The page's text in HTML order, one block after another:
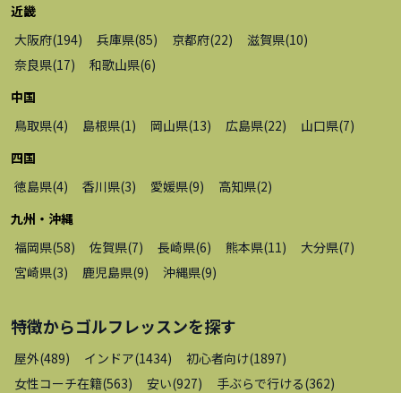
近畿
大阪府(194) 兵庫県(85) 京都府(22) 滋賀県(10)
奈良県(17) 和歌山県(6)
中国
鳥取県(4) 島根県(1 ) 岡山県(13) 広島県(22) 山口県(7)
四国
徳島県(4) 香川県(3) 愛媛県(9) 高知県(2)
九州・沖縄
福岡県(58) 佐賀県(7) 長崎県(6) 熊本県(11 ) 大分県(7)
宮崎県(3) 鹿児島県(9) 沖縄県(9)
特徴からゴルフレッスンを探す
屋外(489) インドア(1434) 初心者向け(1897)
女性コーチ在籍(563) 安い(927) 手ぶらで行ける(362)